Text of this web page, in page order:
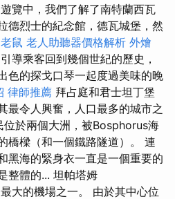
覽中，我們了解了南特蘭西瓦
德烈士的紀念館，德瓦城堡，然
老鼠 老人助聽器價格解析 外燴
導乘客回到幾個世紀的歷史，
色的探戈口琴一起度過美味的晚
律師推薦 拜占庭和君士坦丁堡
最令人興奮，人口最多的城市之
於兩個大洲，被Bosphorus海
橋樑（和一個鐵路隧道）。 連
黑海的緊身衣一直是一個重要的
整體的... 坦帕塔姆
大的機場之一。 由於其中心位